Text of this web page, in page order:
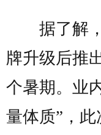
据了解，
牌升级后推
个暑期。业
量体质”，